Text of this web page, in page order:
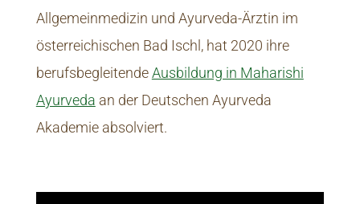
Allgemeinmedizin und Ayurveda-Ärztin im
österreichischen Bad Ischl, hat 2020 ihre
berufsbegleitendeAusbildung in Maharishi
Ayurveda an der Deutschen Ayurveda
Akademie absolviert.